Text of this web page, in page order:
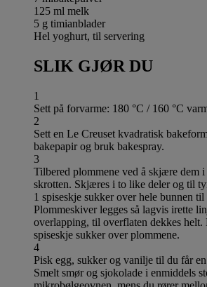
125 ml melk
5 g timianblader
Hel yoghurt, til servering
SLIK GJØR DU
1
Sett på forvarme: 180 °C / 160 °C
2
Sett en Le Creuset kvadratisk
bakepapir og bruk bakespray.
3
Tilbered plommene ved å skjære dem
skrotten. Skjæres i to like deler og til
1 spiseskje sukker over hele bunnen
Plommeskiver legges så lagvis irette
overlapping, til overflaten dekkes helt.
spiseskje sukker over plommene.
4
Pisk egg, sukker og vanilje til du får
Smelt smør og sjokolade i enmiddels